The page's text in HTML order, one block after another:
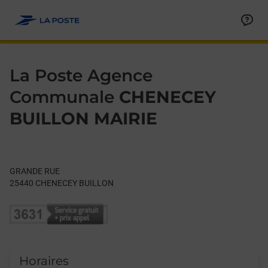
La Poste Agence
Communale CHENECEY
BUILLON MAIRIE
GRANDE RUE
25440 CHENECEY BUILLON
Horaires